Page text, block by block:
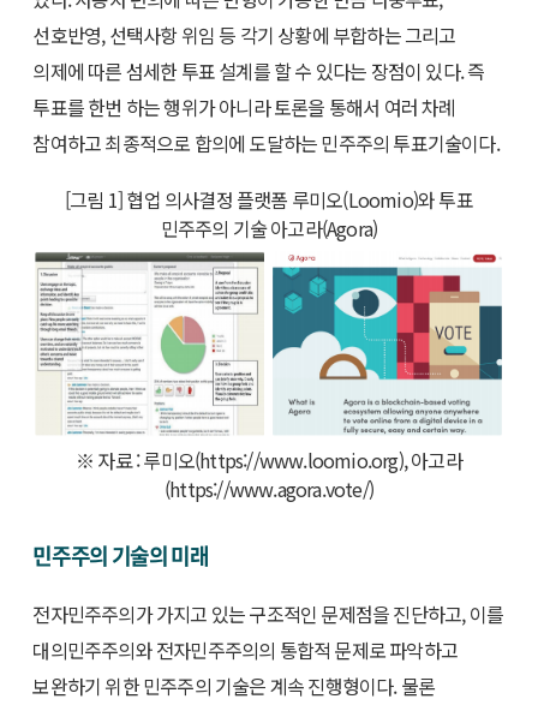
선호반영, 선택사항 위임 등 각기 상황에 부합하는 그리고
의제에 따른 섬세한 투표 설계를 할 수 있다는 장점이 있다. 즉
투표를 한번 하는 행위가 아니라 토론을 통해서 여러 차례
참여하고 최종적으로 합의에 도달하는 민주주의 투표기술이다.
[그림 1] 협업 의사결정 플랫폼 루미오(Loomio)와 투표
민주주의 기술 아고라(Agora)
※ 자료 : 루미오(https://www.loomio.org), 아고라
(https://www.agora.vote/)
민주주의 기술의 미래
전자민주주의가 가지고 있는 구조적인 문제점을 진단하고, 이를
대의민주주의와 전자민주주의의 통합적 문제로 파악하고
보완하기 위한 민주주의 기술은 계속 진행형이다. 물론